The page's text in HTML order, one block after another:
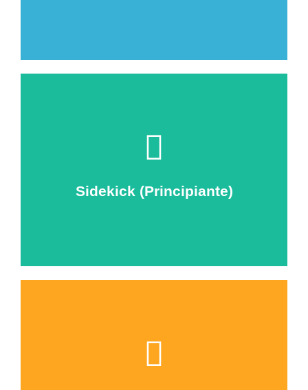
Sidekick (Principiante)
manera involuntaria nos comuniquemos sin